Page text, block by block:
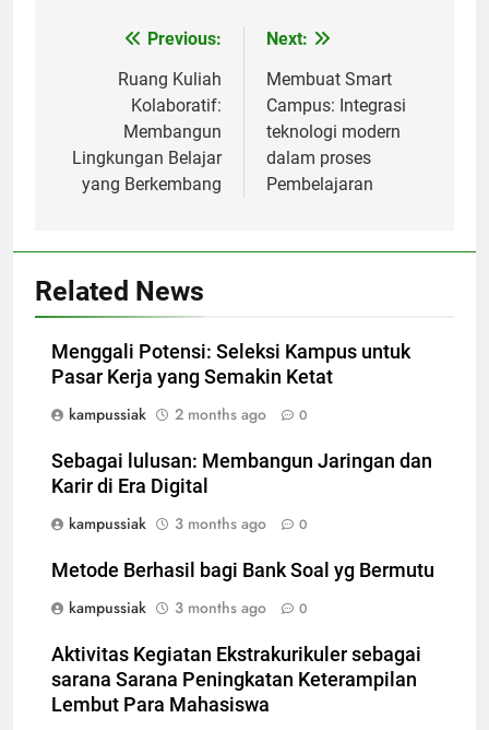
navigation
Previous:
Ruang Kuliah
Kolaboratif:
Membangun
Lingkungan Belajar
yang Berkembang
Next:
Membuat Smart
Campus: Integrasi
teknologi modern
dalam proses
Pembelajaran
Related News
Menggali Potensi: Seleksi Kampus untuk
Pasar Kerja yang Semakin Ketat
kampussiak
2 months ago 0
Sebagai lulusan: Membangun Jaringan dan
Karir di Era Digital
kampussiak
3 months ago 0
Metode Berhasil bagi Bank Soal yg Bermutu
kampussiak
3 months ago 0
Aktivitas Kegiatan Ekstrakurikuler sebagai
sarana Sarana Peningkatan Keterampilan
Lembut Para Mahasiswa